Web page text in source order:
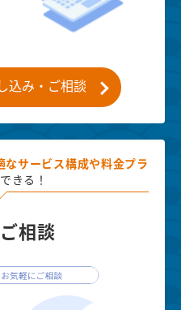
込み・ご相談
なサービス構成や料金プラ
できる！
相談